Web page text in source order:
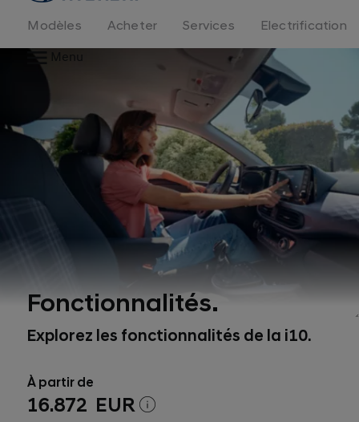
logo
Modèles Acheter Services
Electrification
Menu
Fonctionnalités.
Explorez les fonctionnalités de la i10.
À partir de
16.872 EUR